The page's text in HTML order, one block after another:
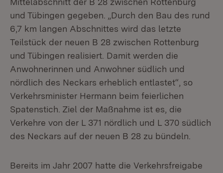
und Tübingen gegeben. „Durch den Bau des rund
6,7 km langen Abschnittes wird das letzte
Teilstück der neuen B 28 zwischen Rottenburg
und Tübingen realisiert. Damit werden die
Anwohnerinnen und Anwohner südlich und
nördlich des Neckars erheblich entlastet“, so
Verkehrsminister Hermann beim feierlichen
Spatenstich. Ziel der Maßnahme ist es, die
Verkehre von der L 371 nördlich und L 370 südlich
des Neckars auf der neuen B 28 zu bündeln.
Bereits im Jahr 2007 hatte die Verkehrsfreigabe